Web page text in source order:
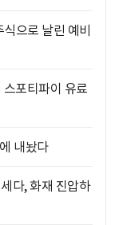
으로 날린 예비
포티파이 유료
내놨다
다, 화재 진압하